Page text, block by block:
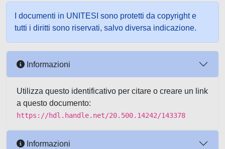
I documenti in UNITESI sono protetti da copyright e
tutti i diritti sono riservati, salvo diversa indicazione.
Informazioni
Utilizza questo identificativo per citare o creare un link
a questo documento:
https://hdl.handle.net/20.500.14242/143378
Informazioni